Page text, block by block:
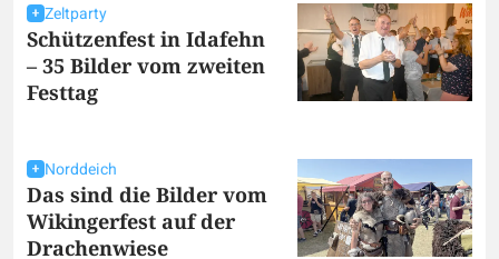
Zeltparty
Schützenfest in Idafehn
– 35 Bilder vom zweiten
Festtag
Norddeich
Das sind die Bilder vom
Wikingerfest auf der
Drachenwiese